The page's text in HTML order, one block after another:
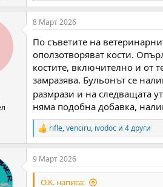
e
a
c
i
o
s
:
8 Март 2026
По съветите на
оползотворяват кости.
костите, включително и от
замразява. Бульонът се
размрази и на следващата
няма подобна добавка,
R
e
a
c
t
rifle,venciru, ivodoc и 4 други
9 Март 2026
O.K. написа: